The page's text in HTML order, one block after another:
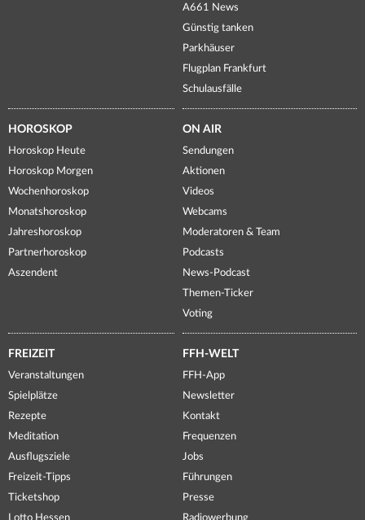
A661 News
Günstig tanken
Parkhäuser
Flugplan Frankfurt
Schulausfälle
HOROSKOP
Horoskop Heute
Horoskop Morgen
Wochenhoroskop
Monatshoroskop
Jahreshoroskop
Partnerhoroskop
Aszendent
ON AIR
Sendungen
Aktionen
Videos
Webcams
Moderatoren & Team
Podcasts
News-Podcast
Themen-Ticker
Voting
FREIZEIT
Veranstaltungen
Spielplätze
Rezepte
Meditation
Ausflugsziele
Freizeit-Tipps
Ticketshop
Lotto Hessen
FFH-WELT
FFH-App
Newsletter
Kontakt
Frequenzen
Jobs
Führungen
Presse
Radiowerbung